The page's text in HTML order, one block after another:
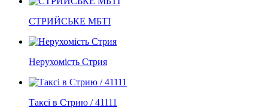
СТРИЙСЬКЕ МБТІ
Нерухомість Стрия
Таксі в Стрию / 41111